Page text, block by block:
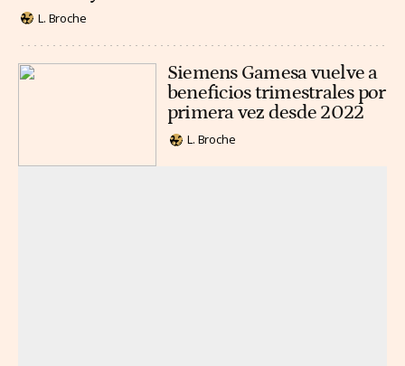
L. Broche
Siemens Gamesa vuelve a
beneficios trimestrales por
primera vez desde 2022
L. Broche